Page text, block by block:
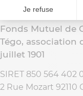
CEDEX 9
Fonds Mutuel de
Tégo, association
juillet 1901
SIRET 850 564 402
2 Rue Mozart 92110